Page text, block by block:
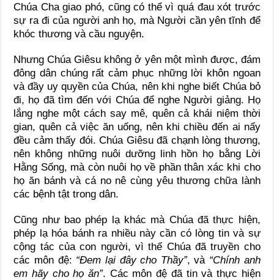
Chúa Cha giao phó, cũng có thể vì quá đau xót trước
sự ra đi của người anh họ, mà Người cần yên tĩnh để
khóc thương và cầu nguyện.
Nhưng Chúa Giêsu không ở yên một mình được, đám
đông dân chúng rất cảm phục những lời khôn ngoan
và đầy uy quyền của Chúa, nên khi nghe biết Chúa bỏ
đi, họ đã tìm đến với Chúa để nghe Người giảng. Họ
lắng nghe một cách say mê, quên cả khái niệm thời
gian, quên cả việc ăn uống, nên khi chiều đến ai nấy
đều cảm thấy đói. Chúa Giêsu đã chạnh lòng thương,
nên không những nuôi dưỡng linh hồn họ bằng Lời
Hằng Sống, mà còn nuôi họ về phần thân xác khi cho
họ ăn bánh và cá no nê cùng yêu thương chữa lành
các bệnh tật trong dân.
Cũng như bao phép lạ khác mà Chúa đã thực hiện,
phép lạ hóa bánh ra nhiều này cần có lòng tin và sự
cộng tác của con người, vì thế Chúa đã truyền cho
các môn đệ: “Đem lại đây cho Thầy”, và “Chính anh
em hãy cho họ ăn”. Các môn đệ đã tin và thực hiện